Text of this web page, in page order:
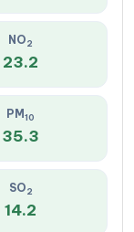
NO2
23.2
PM 10
35.3
SO2
14.2